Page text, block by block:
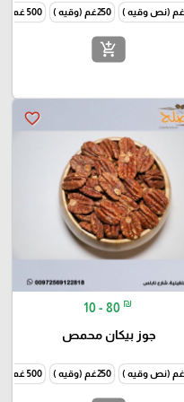
1000غم (كيلو ) 250غم (وقيه ) 500 غم ( نص كيلو )
add_shopping_cart
1000غم (كيلو )
favorite_border
10 - 80 ₪
جوز بيكان محمص
250غم (وقيه ) 500 غم ( نص كيلو )